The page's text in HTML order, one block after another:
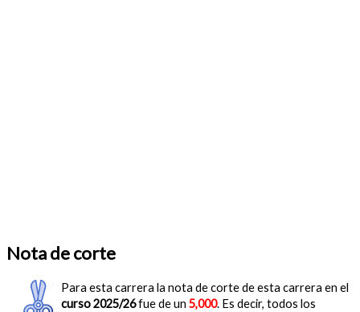
Nota de corte
Para esta carrera la nota de corte de esta carrera en el
curso 2025/26fue de un 5,000. Es decir, todos los